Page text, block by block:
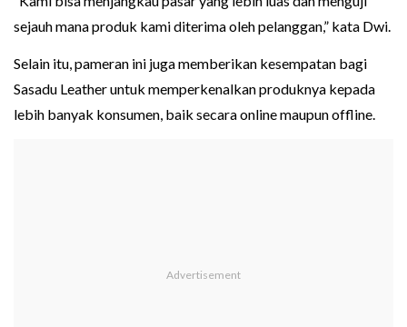
sejauh mana produk kami diterima oleh pelanggan,” kata Dwi.
Selain itu, pameran ini juga memberikan kesempatan bagi
Sasadu Leather untuk memperkenalkan produknya kepada
lebih banyak konsumen, baik secara online maupun offline.